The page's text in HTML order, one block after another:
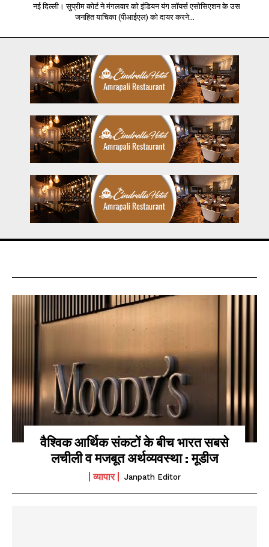
नई दिल्ली। सुप्रीम कोर्ट ने मंगलवार को इंडियन यंग लॉयर्स एसोसिएशन के उस
जनहित याचिका (पीआईएल) को दायर करने...
वैश्विक आर्थिक संकटों के बीच भारत सबसे
लचीली व मजबूत अर्थव्यवस्था : मूडीज
व्यापार Janpath Editor